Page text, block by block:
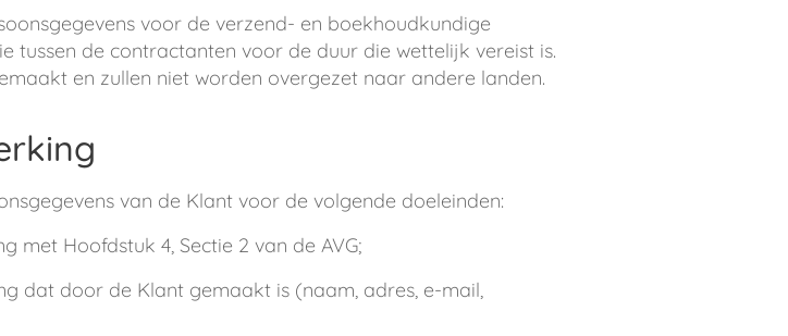
voor de verzend- en boekhoudkundige
tussen de contractanten voor de duur die wettelijk vereist is.
en zullen niet worden overgezet naar andere landen.
van de Klant voor de volgende doeleinden:
met Hoofdstuk 4, Sectie 2 van de AVG;
dat door de Klant gemaakt is (naam, adres, e-mail,